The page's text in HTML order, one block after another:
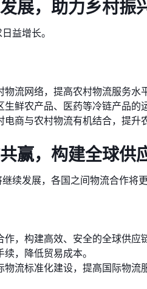
展，助力乡村振
益增长。
流网络，提高农村物流服务水
鲜农产品、医药等冷链产品的
商与农村物流有机结合，提升
赢，构建全球供
续发展，各国之间物流合作将更
，构建高效、安全的全球供应
，降低贸易成本。
流标准化建设，提高国际物流